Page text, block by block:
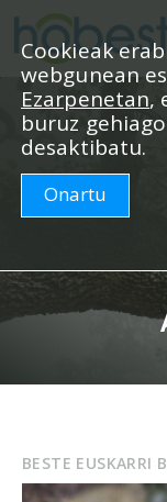
Edukira
salto
egin
BESTE EUSKARRI
Cookieak
webgunean
Ezarpenetan,
buruz
desaktibatu.
Onartu